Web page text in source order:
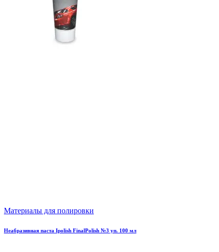
Материалы для полировки
Неабразивная паста Ipolish FinalPolish №3 уп. 100 мл